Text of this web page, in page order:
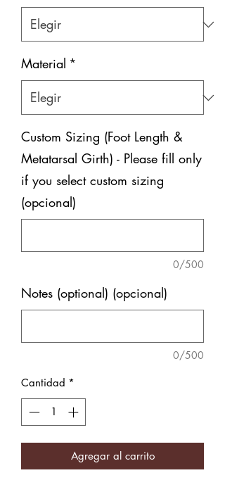
Material *
Custom Sizing (Foot Length &
Metatarsal Girth) - Please fill only
if you select custom sizing
(opcional)
0/500
Notes (optional) (opcional)
0/500
Cantidad *
Agregar al carrito